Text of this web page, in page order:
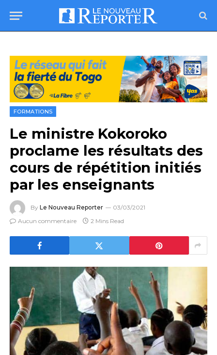
FORMATIONS
Le ministre Kokoroko
proclame les résultats des
cours de répétition initiés
par les enseignants
By Le Nouveau Reporter
03/03/2021
Aucun commentaire
2 Mins Read